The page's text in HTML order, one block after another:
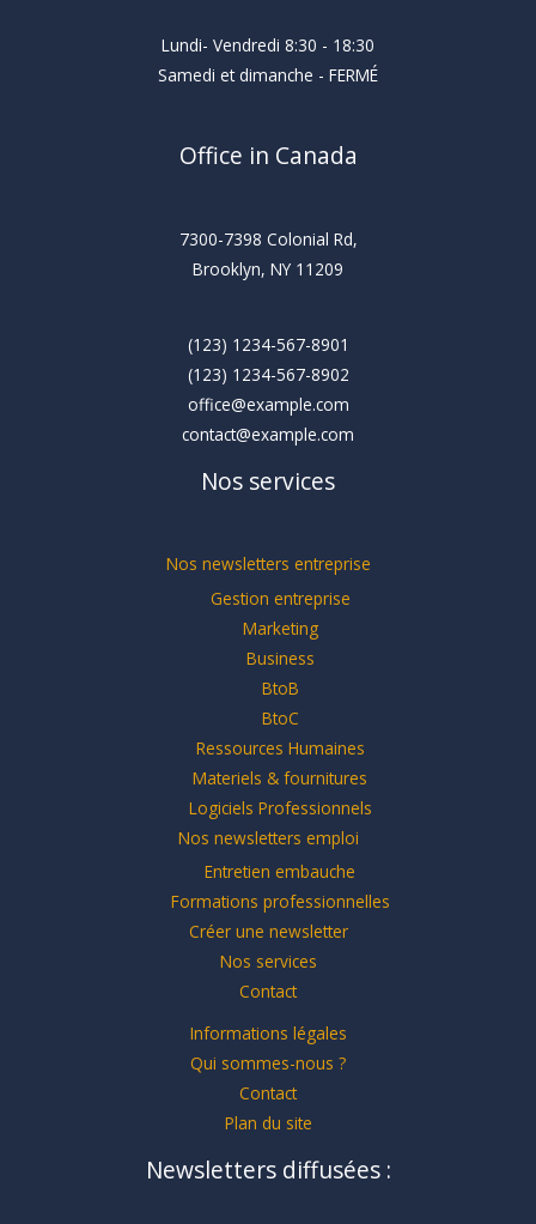
Lundi- Vendredi 8:30 - 18:30
Samedi et dimanche - FERMÉ
Office in Canada
7300-7398 Colonial Rd,
Brooklyn, NY 11209
(123) 1234-567-8901
(123) 1234-567-8902
office@example.com
contact@example.com
Nos services
Nos newsletters entreprise
Gestion entreprise
Marketing
Business
BtoB
BtoC
Ressources Humaines
Materiels & fournitures
Logiciels Professionnels
Nos newsletters emploi
Entretien embauche
Formations professionnelles
Créer une newsletter
Nos services
Contact
Informations légales
Qui sommes-nous ?
Contact
Plan du site
Newsletters diffusées :